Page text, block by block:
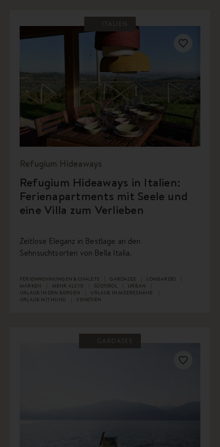
ITALIEN
Refugium Hideaways
Refugium Hideaways in Italien:
Ferienapartments mit Seele und
eine Villa zum Verlieben
Zeitlose Eleganz in Bestlage an den
Sehnsuchtsorten von Bella Italia.
FERIENWOHNUNGEN & CHALETS GARDASEE
LOMBARDEI
MARKEN
MEHR ALS 10 SÜDTIROL
URBAN
URLAUB IN DEN BERGEN
URLAUB IN MEERESNÄHE
URLAUB MIT HUND
VENETIEN
GARDASEE